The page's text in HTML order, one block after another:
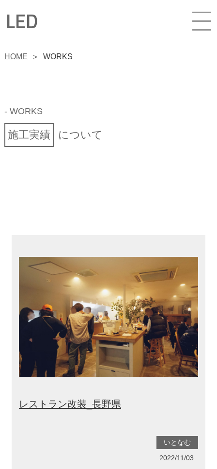
LED
HOME ＞ WORKS
- WORKS
施工実績 について
レストラン改装_長野県
いとなむ
2022/11/03